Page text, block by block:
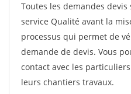
Toutes les demandes
service Qualité avant la
processus qui permet de
demande de devis. Vous
contact avec les
leurs chantiers travaux.